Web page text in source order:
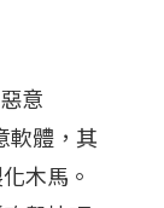
意
軟體，其
木馬。